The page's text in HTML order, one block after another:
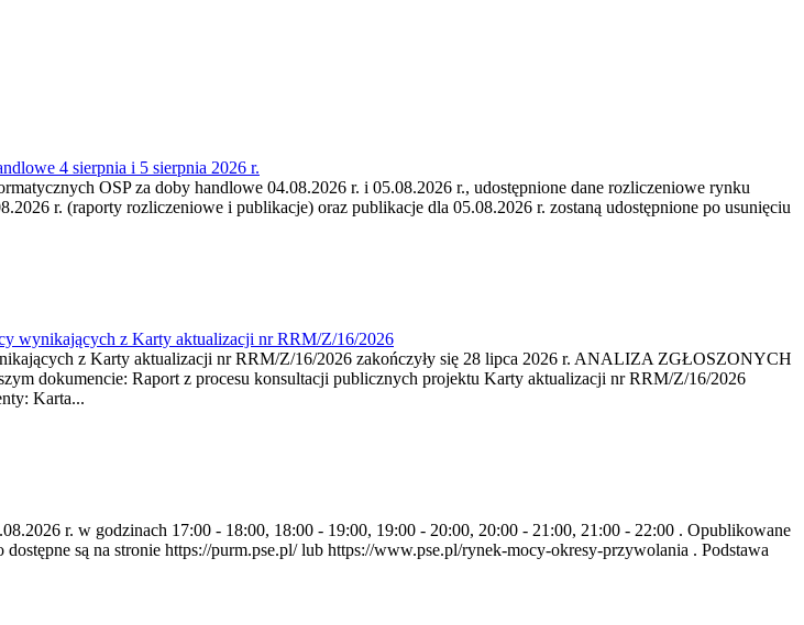
4 sierpnia i 5 sierpnia 2026 r.
OSP za doby handlowe 04.08.2026 r. i 05.08.2026 r., udostępnione dane rozliczeniowe rynku
r. (raporty rozliczeniowe i publikacje) oraz publikacje dla 05.08.2026 r. zostaną udostępnione po usunięciu
wynikających z Karty aktualizacji nr RRM/Z/16/2026
z Karty aktualizacji nr RRM/Z/16/2026 zakończyły się 28 lipca 2026 r. ANALIZA ZGŁOSZONYCH
dokumencie: Raport z procesu konsultacji publicznych projektu Karty aktualizacji nr RRM/Z/16/2026
Karta...
r. w godzinach 17:00 - 18:00, 18:00 - 19:00, 19:00 - 20:00, 20:00 - 21:00, 21:00 - 22:00 . Opublikowane
są na stronie https://purm.pse.pl/ lub https://www.pse.pl/rynek-mocy-okresy-przywolania . Podstawa